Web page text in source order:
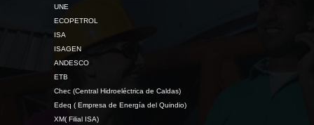
UNE
ECOPETROL
ISA
ISAGEN
ANDESCO
ETB
Chec (Central Hidroeléctrica de Caldas)
Edeq ( Empresa de Energía del Quindio)
XM( Filial ISA)